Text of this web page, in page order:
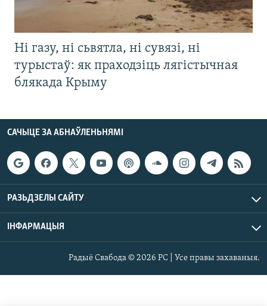
Ні газу, ні сьвятла, ні сувязі, ні
турыстаў: як праходзіць лягістычная
блякада Крыму
САЧЫЦЕ ЗА АБНАЎЛЕНЬНЯМІ
РАЗЬДЗЕЛЫ САЙТУ
ІНФАРМАЦЫЯ
Радыё Свабода © 2026 РС | Усе правы захаваныя.